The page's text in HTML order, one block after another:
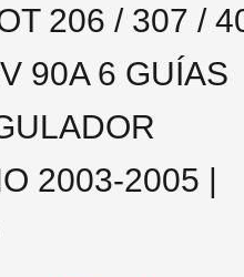
206 / 307 /
90A 6 GUÍAS
2003-2005 |